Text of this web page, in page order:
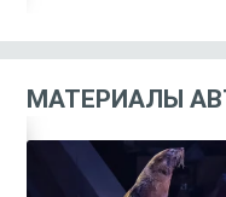
МАТЕРИАЛЫ